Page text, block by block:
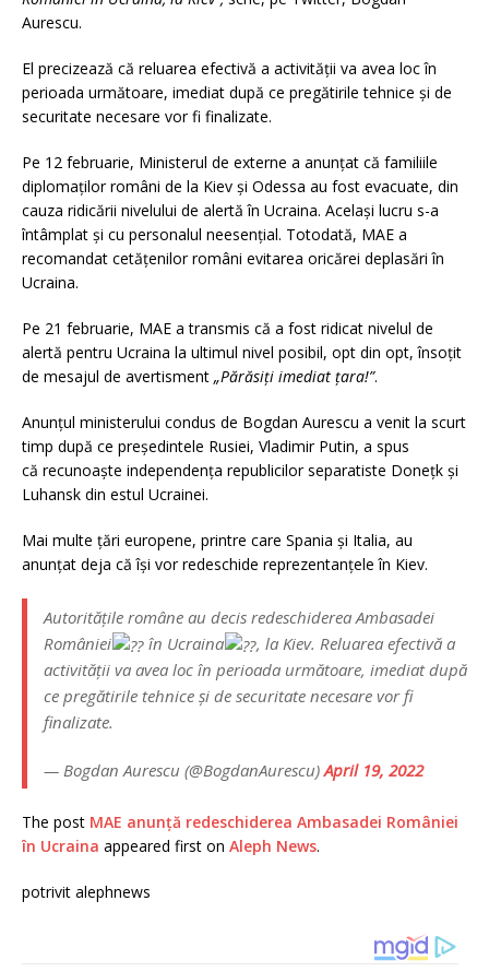
Aurescu.
El precizează că reluarea efectivă a activităţii va avea loc în
perioada următoare, imediat după ce pregătirile tehnice şi de
securitate necesare vor fi finalizate.
Pe 12 februarie, Ministerul de externe a anunțat că familiile
diplomaților români de la Kiev și Odessa au fost evacuate, din
cauza ridicării nivelului de alertă în Ucraina. Același lucru s-a
întâmplat și cu personalul neesențial. Totodată, MAE a
recomandat cetățenilor români evitarea oricărei deplasări în
Ucraina.
Pe 21 februarie, MAE a transmis că a fost ridicat nivelul de
alertă pentru Ucraina la ultimul nivel posibil, opt din opt, însoțit
de mesajul de avertisment „Părăsiți imediat țara!”.
Anunțul ministerului condus de Bogdan Aurescu a venit la scurt
timp după ce preşedintele Rusiei, Vladimir Putin, a spus
că recunoaște independenţa republicilor separatiste Doneţk şi
Luhansk din estul Ucrainei.
Mai multe ţări europene, printre care Spania şi Italia, au
anunţat deja că îşi vor redeschide reprezentanţele în Kiev.
Autoritățile române au decis redeschiderea Ambasadei
României
în Ucraina
, la Kiev. Reluarea efectivă a
activității va avea loc în perioada următoare, imediat după
ce pregătirile tehnice și de securitate necesare vor fi
finalizate.
— Bogdan Aurescu (@BogdanAurescu)April 19, 2022
The post MAE anunţă redeschiderea Ambasadei României
în Ucraina appeared first on Aleph News.
potrivit alephnews